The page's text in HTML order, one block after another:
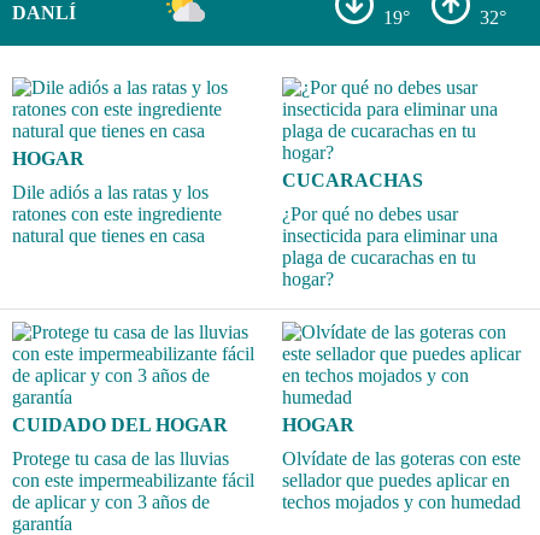
DANLÍ 19° 32°
HOGAR
Dile adiós a las ratas y los
ratones con este ingrediente
natural que tienes en casa
CUCARACHAS
¿Por qué no debes usar
insecticida para eliminar una
plaga de cucarachas en tu
hogar?
CUIDADO DEL HOGAR
Protege tu casa de las lluvias
con este impermeabilizante fácil
de aplicar y con 3 años de
garantía
HOGAR
Olvídate de las goteras con este
sellador que puedes aplicar en
techos mojados y con humedad